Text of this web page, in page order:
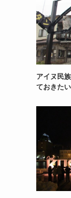
アイヌ民
ておきた